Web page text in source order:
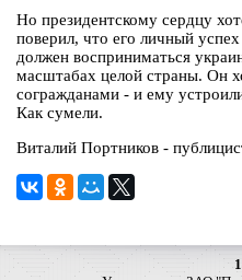
Но президентскому сердцу
поверил, что его личный
должен восприниматься
масштабах целой страны. Он
согражданами - и ему
Как сумели.
Виталий Портников -